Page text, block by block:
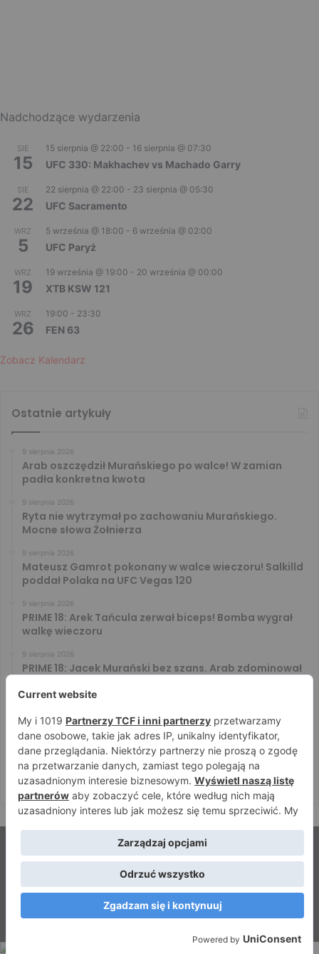
Nadchodzące wydarzenia
SIE
15
15 sierpnia @ 22:00 - 16 sierpnia @ 07:30
UFC 330: Makhachev vs Machado Garry
SIE
22
22 sierpnia @ 22:00 - 23 sierpnia @ 05:30
UFC Sacramento
WRZ
5
5 września @ 18:00 - 6 września @ 02:00
UFC Paryż
WRZ
19
19 września @ 19:00 - 20 września @ 00:00
XTB KSW 121
WRZ
26
19:00 - 23:30
FEN 63
Zobacz Kalendarz
Ostatnie artykuły
9 sierpnia 2026
Arab oszczędził Murańskiego po walce! W zamian
padła konkretna kwota
9 sierpnia 2026
Ryta nie wytrzymał po zachowaniu Murańskiego.
Mocne słowa Żołnierza
9 sierpnia 2026
Mateusz Gamrot pokonany w walce wieczoru! Salkilld
poddał Polaka na UFC Vegas 120
9 sierpnia 2026
PRIME 18: Arek Tańcula zerwał biceps! Bomba wygrał
walkę wieczoru
9 sierpnia 2026
PRIME 18: Jacek Murański bez szans. Arab zdominował
PRIME 18: Mariusz Wach rozbity przez 6. rywali. Gypsy
Team zwyciężył w 3. rundzie
8 sierpnia 2026
PRIME 18: Bagieta wrócił i wygrał. Wampirek przegrał w
2. rundzie
© Strefamma.pl 2026, Wszelkie prawa zastrzeżone |
Home
Redakcja Kontakt
FacebookYouTube
RSS